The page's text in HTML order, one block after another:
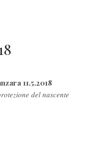
11.5.2018
del nascente